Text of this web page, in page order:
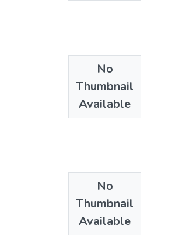
No
Thumbnail
Available
No
Thumbnail
Available